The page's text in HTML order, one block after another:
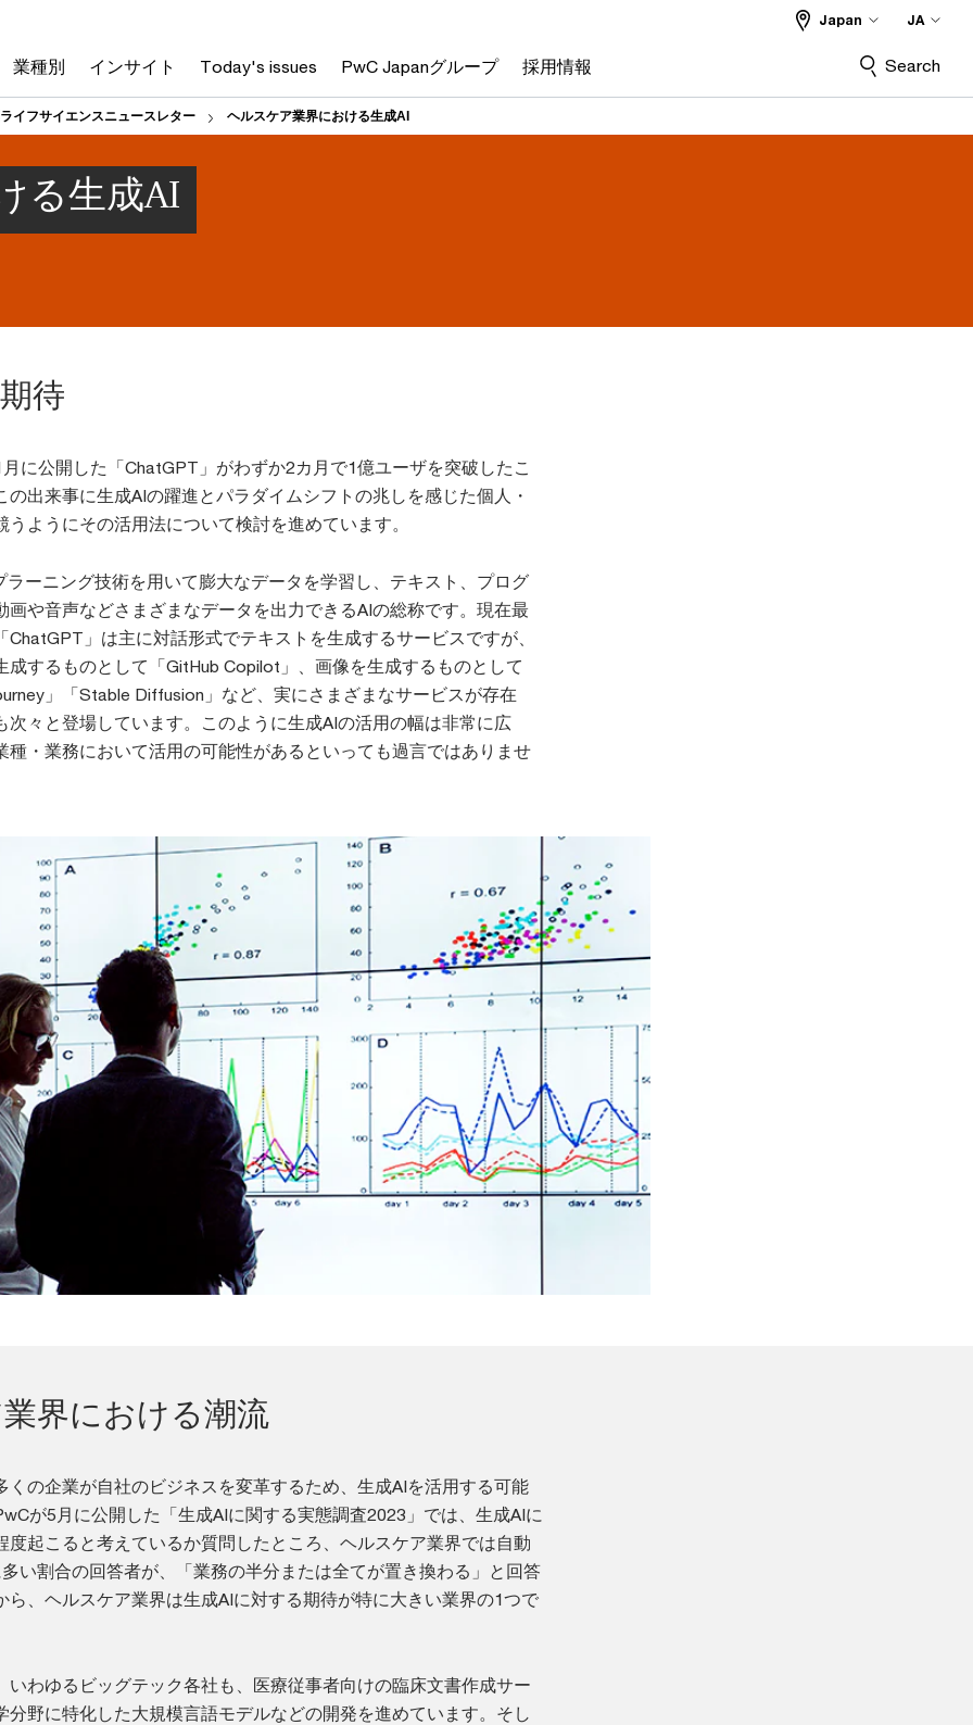
業種別 インサイト Today's issues PwC Japanグループ 採用情報
Japan JA
Search
イフサイエンスニュースレター ヘルスケア業界における生成AI
る生成AI
待
に公開した「ChatGPT」がわずか2カ月で1億ユーザを突破したこ
の出来事に生成AIの躍進とパラダイムシフトの兆しを感じた個人・
ようにその活用法について検討を進めています。
ラーニング技術を用いて膨大なデータを学習し、テキスト、プログ
画や音声などさまざまなデータを出力できるAIの総称です。現在最
ChatGPT」は主に対話形式でテキストを生成するサービスですが、
成するものとして「GitHub Copilot」、画像を生成するものとして
」「Stable Diffusion」など、実にさまざまなサービスが存在
次々と登場しています。このように生成AIの活用の幅は非常に広
種・業務において活用の可能性があるといっても過言ではありませ
界における潮流
くの企業が自社のビジネスを変革するため、生成AIを活用する可能
が5月に公開した「生成AIに関する実態調査2023」では、生成AIに
度起こると考えているか質問したところ、ヘルスケア業界では自動
い割合の回答者が、「業務の半分または全てが置き換わる」と回答
ら、ヘルスケア業界は生成AIに対する期待が特に大きい業界の1つで
いわゆるビッグテック各社も、医療従事者向けの臨床文書作成サー
分野に特化した大規模言語モデルなどの開発を進めています。そし